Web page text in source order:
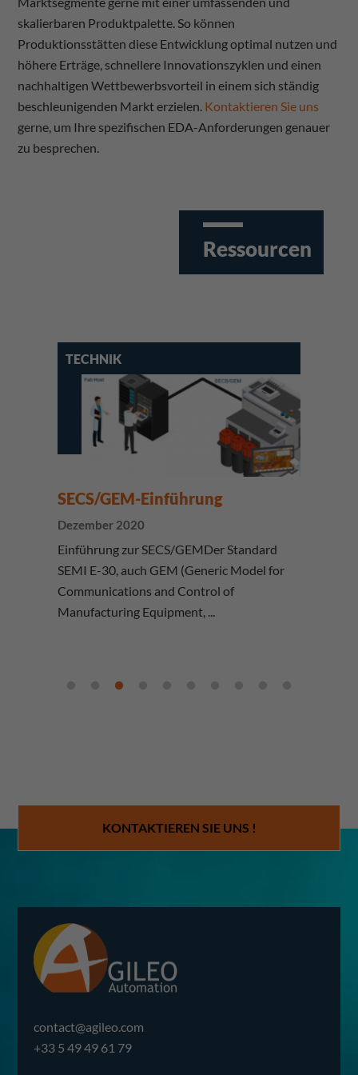
skalierbaren Produktpalette. So können
Produktionsstätten diese Entwicklung optimal nutzen und
höhere Erträge, schnellere Innovationszyklen und einen
nachhaltigen Wettbewerbsvorteil in einem sich ständig
beschleunigenden Markt erzielen. Kontaktieren Sie uns
gerne, um Ihre spezifischen EDA-Anforderungen genauer
zu besprechen.
Ressourcen
TECHNIK
SECS/GEM-Einführung
Dezember 2020
Einführung zur SECS/GEMDer Standard
SEMI E-30, auch GEM (Generic Model for
Communications and Control of
Manufacturing Equipment, ...
KONTAKTIEREN SIE UNS !
contact@agileo.com
+33 5 49 49 61 79